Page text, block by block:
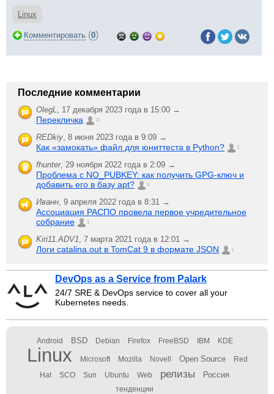
Linux
Комментировать (0)
Последние комментарии
OlegL, 17 декабря 2023 года в 15:00 →
Перекличка 21
REDkiy, 8 июня 2023 года в 9:09 →
Как «замокать» файл для юниттеста в Python? 2
fhunter, 29 ноября 2022 года в 2:09 →
Проблема с NO_PUBKEY: как получить GPG-ключ и
добавить его в базу apt?
6
Иванн, 9 апреля 2022 года в 8:31 →
Ассоциация РАСПО провела первое учредительное
собрание
1
Kiri11.ADV1, 7 марта 2021 года в 12:01 →
Логи catalina.out в TomCat 9 в формате JSON 1
DevOps as a Service from Palark
24/7 SRE & DevOps service to cover all your
Kubernetes needs.
Android BSD Debian Firefox FreeBSD IBM KDE
Linux Microsoft Mozilla Novell Open Source Red
Hat SCO Sun Ubuntu Web релизы Россия
тенденции